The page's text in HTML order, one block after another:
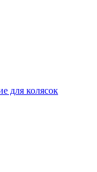
для колясок